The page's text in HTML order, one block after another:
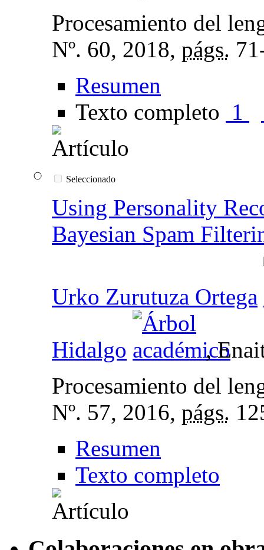
Procesamiento del
Nº. 60, 2018, págs.
Resumen
Texto completo 1
Seleccionado
Using Personality
Bayesian Spam
Urko Zurutuza Ortega
Hidalgo
,
Procesamiento del
Nº. 57, 2016, págs.
Resumen
Texto completo